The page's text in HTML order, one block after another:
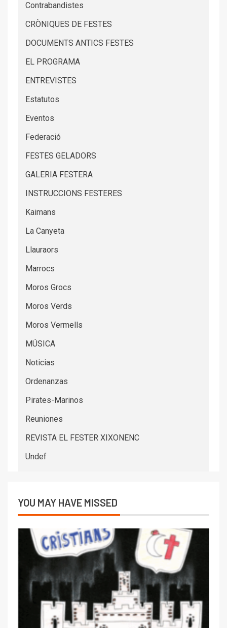
Contrabandistes
CRÒNIQUES DE FESTES
DOCUMENTS ANTICS FESTES
EL PROGRAMA
ENTREVISTES
Estatutos
Eventos
Federació
FESTES GELADORS
GALERIA FESTERA
INSTRUCCIONS FESTERES
Kaimans
La Canyeta
Llauraors
Marrocs
Moros Grocs
Moros Verds
Moros Vermells
MÚSICA
Noticias
Ordenanzas
Pirates-Marinos
Reuniones
REVISTA EL FESTER XIXONENC
Undef
YOU MAY HAVE MISSED